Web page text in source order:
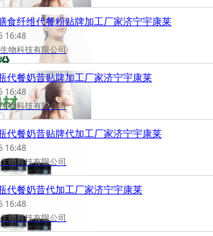
食纤维代餐粉贴牌加工厂家济宁宇康莱
16:48
物科技有限公司
代餐奶昔贴牌加工厂家济宁宇康莱
16:48
物科技有限公司
代餐奶昔贴牌代加工厂家济宁宇康莱
16:48
物科技有限公司
代餐奶昔代加工厂家济宁宇康莱
16:48
物科技有限公司